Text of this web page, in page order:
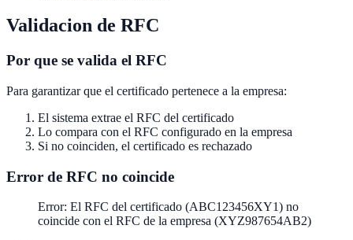
Validacion de RFC
Por que se valida el RFC
Para garantizar que el certificado pertenece a la empresa:
El sistema extrae el RFC del certificado
Lo compara con el RFC configurado en la empresa
Si no coinciden, el certificado es rechazado
Error de RFC no coincide
Error: El RFC del certificado (ABC123456XY1) no
coincide con el RFC de la empresa (XYZ987654AB2)